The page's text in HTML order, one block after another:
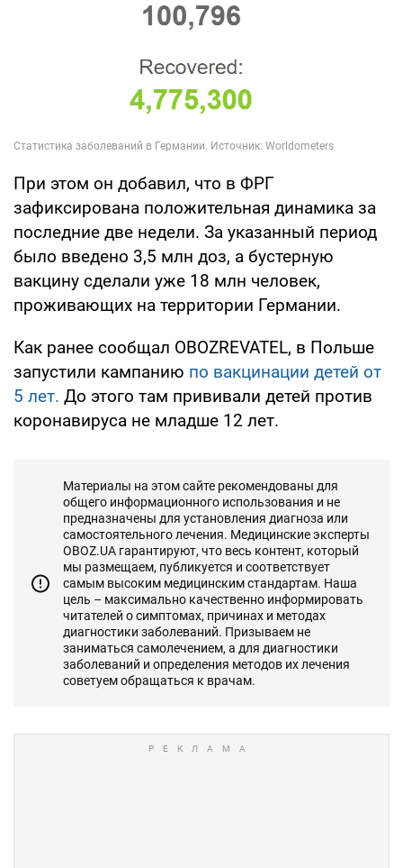
При этом он добавил, что в ФРГ
зафиксирована положительная динамика за
последние две недели. За указанный период
было введено 3,5 млн доз, а бустерную
вакцину сделали уже 18 млн человек,
проживающих на территории Германии.
Как ранее сообщал OBOZREVATEL, в Польше
запустили кампанию по вакцинации детей от
5 лет. До этого там прививали детей против
коронавируса не младше 12 лет.
Материалы на этом сайте рекомендованы для
общего информационного использования и не
предназначены для установления диагноза или
самостоятельного лечения. Медицинские эксперты
OBOZ.UA гарантируют, что весь контент, который
мы размещаем, публикуется и соответствует
самым высоким медицинским стандартам. Наша
цель – максимально качественно информировать
читателей о симптомах, причинах и методах
диагностики заболеваний. Призываем не
заниматься самолечением, а для диагностики
заболеваний и определения методов их лечения
советуем обращаться к врачам.